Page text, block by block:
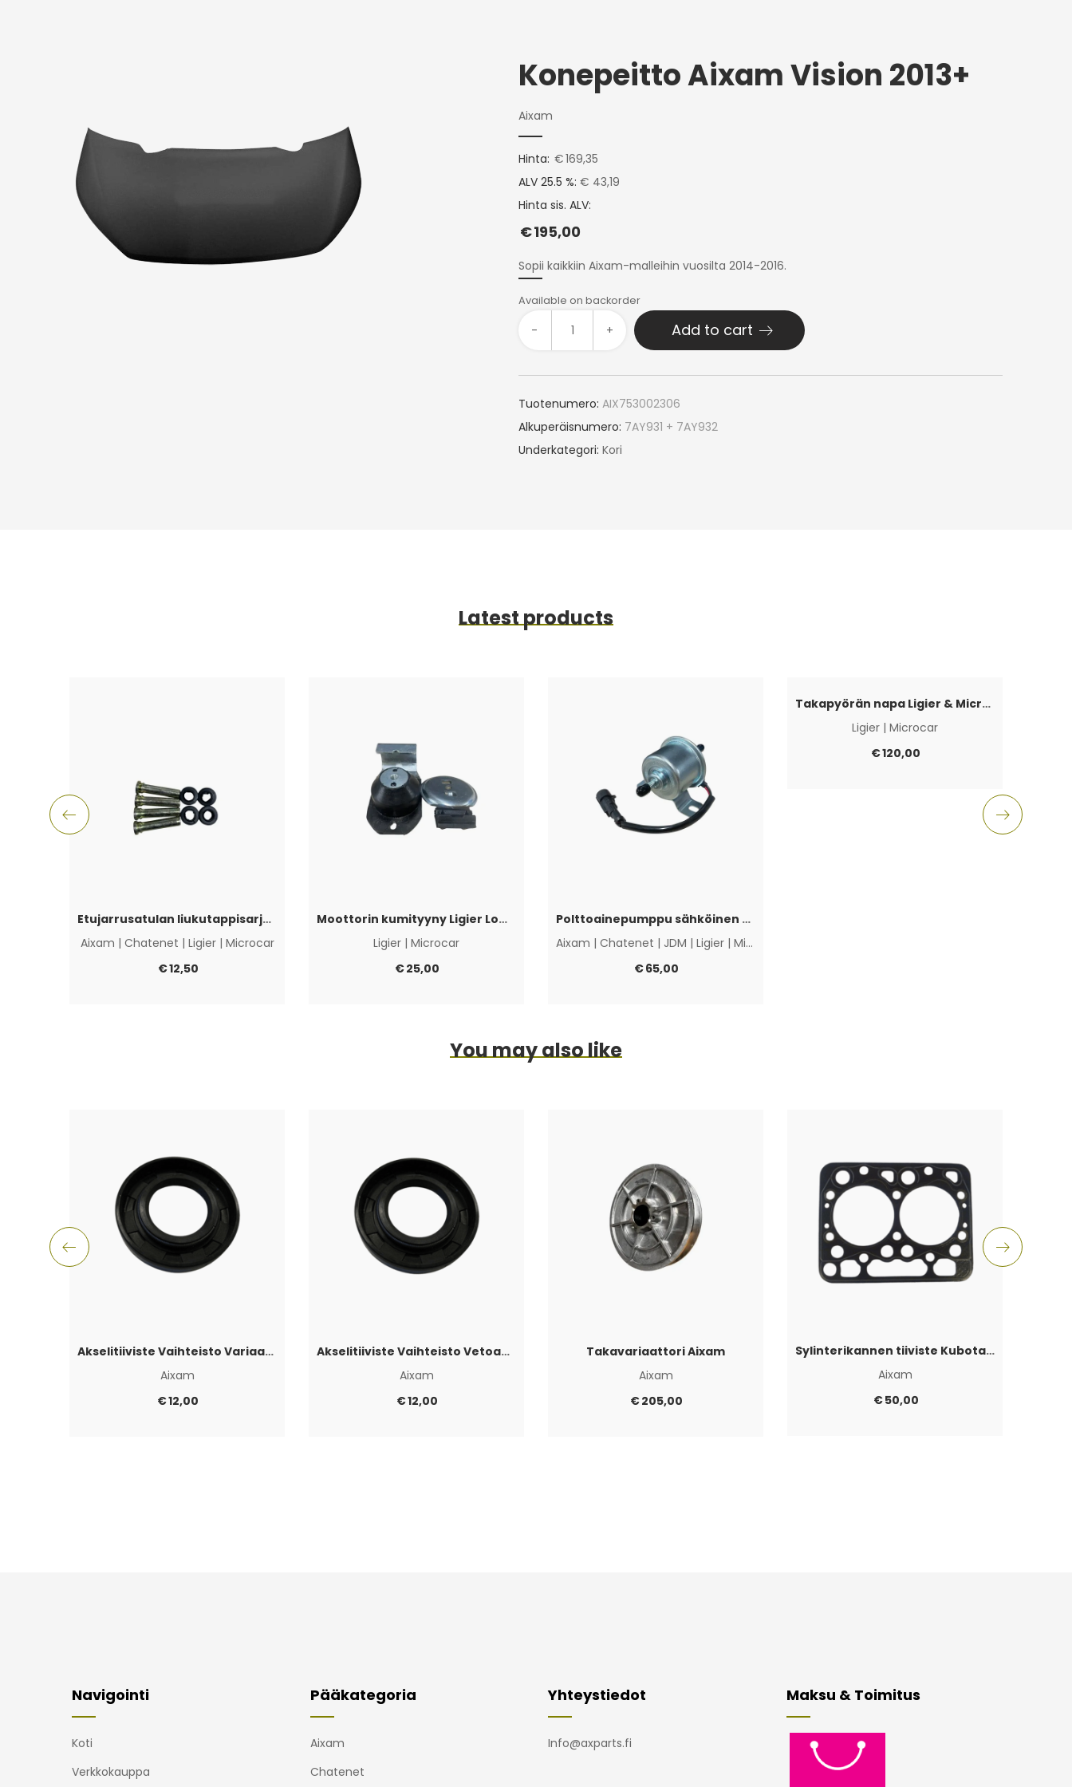
Konepeitto Aixam Vision 2013+
Aixam
Hinta: €169,35
ALV 25.5 %: € 43,19
Hinta sis. ALV:
€195,00
Sopii kaikkiin Aixam-malleihin vuosilta 2014-2016.
Available on backorder
- + Add to cart
Tuotenumero: AIX753002306
Alkuperäisnumero: 7AY931 + 7AY932
Underkategori: Kori
Latest products
Etujarrusatulan liukutappisarja Aixam, Ligier, Microcar & Chatenet
Aixam | Chatenet | Ligier| Microcar
€12,50
Moottorin kumityyny Ligier Lombardini Progress / DCI
Ligier | Microcar
€25,00
Polttoainepumppu sähköinen Lombardini Progress / DCI / FOCS
Aixam | Chatenet | JDM | Ligier | Microcar
€65,00
Takapyörän napa Ligier & Microcar 4×100
Ligier | Microcar
€120,00
You may also like
Akselitiiviste Vaihteisto Variaattorin puoli Aixam
Aixam
€12,00
Akselitiiviste Vaihteisto Vetoakselin puoli Aixam
Aixam
€12,00
Takavariaattori Aixam
Aixam
€205,00
Sylinterikannen tiiviste Kubota Z402
Aixam
€50,00
Navigointi
Koti
Verkkokauppa
Pääkategoria
Aixam
Chatenet
Yhteystiedot
Info@axparts.fi
Maksu & Toimitus